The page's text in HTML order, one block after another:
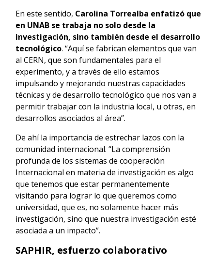
En este sentido, Carolina Torrealba enfatizó que
en UNAB se trabaja no solo desde la
investigación, sino también desde el desarrollo
tecnológico. “Aquí se fabrican elementos que van
al CERN, que son fundamentales para el
experimento, y a través de ello estamos
impulsando y mejorando nuestras capacidades
técnicas y de desarrollo tecnológico que nos van a
permitir trabajar con la industria local, u otras, en
desarrollos asociados al área”.
De ahí la importancia de estrechar lazos con la
comunidad internacional. “La comprensión
profunda de los sistemas de cooperación
Internacional en materia de investigación es algo
que tenemos que estar permanentemente
visitando para lograr lo que queremos como
universidad, que es, no solamente hacer más
investigación, sino que nuestra investigación esté
asociada a un impacto”.
SAPHIR, esfuerzo colaborativo